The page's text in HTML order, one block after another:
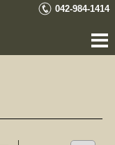
042-984-1414